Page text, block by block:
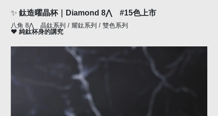
✨ 鈦造曜晶杯｜ Diamond 8⋀ #15色上市
八角 8⋀ 晶鈦系列 / 耀鈦系列 / 雙色系列
❤ 純鈦杯身的講究